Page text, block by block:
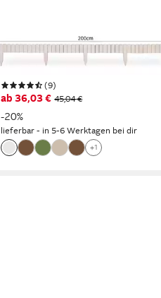
Beeteinfassung Holz
Beetumrandungen Zaun, Länge:
(9)
ab 36,03 € 45,04 €
-20%
lieferbar - in 5-6 Werktagen bei dir
+1